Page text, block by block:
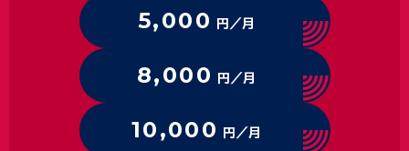
5,000 円／月
8,000 円／月
10,000 円／月